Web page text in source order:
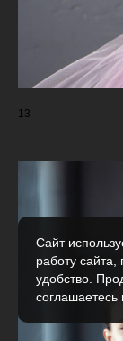
13
Сайт
работу сайта,
удобство.